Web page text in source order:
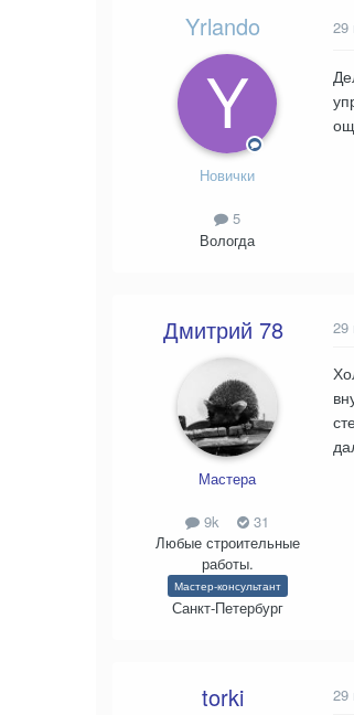
Yrlando
Новички
5
Вологда
29
Дмитрий 78
Мастера
9k
31
Любые строительные
работы.
Мастер-консультант
Санкт-Петербург
29
torki 29